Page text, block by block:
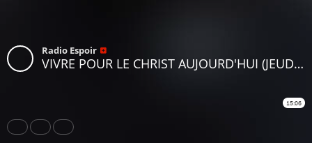
Radio Espoir
VIVRE POUR LE CHRIST AUJOURD'HUI (JEUDI 28 SEPTEMBRE 2023)
15:06
Share